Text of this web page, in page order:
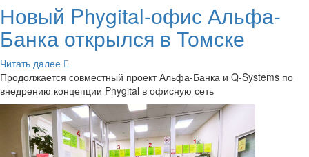
Новый Phygital-​офис Альфа-​
Банка от­крыл­ся в Том­ске
Чи­тать далее
Про­дол­жа­ет­ся сов­мест­ный про­ект Альфа-​Банка и Q-​Systems по
внед­ре­нию кон­цеп­ции Phygital в офис­ную сеть